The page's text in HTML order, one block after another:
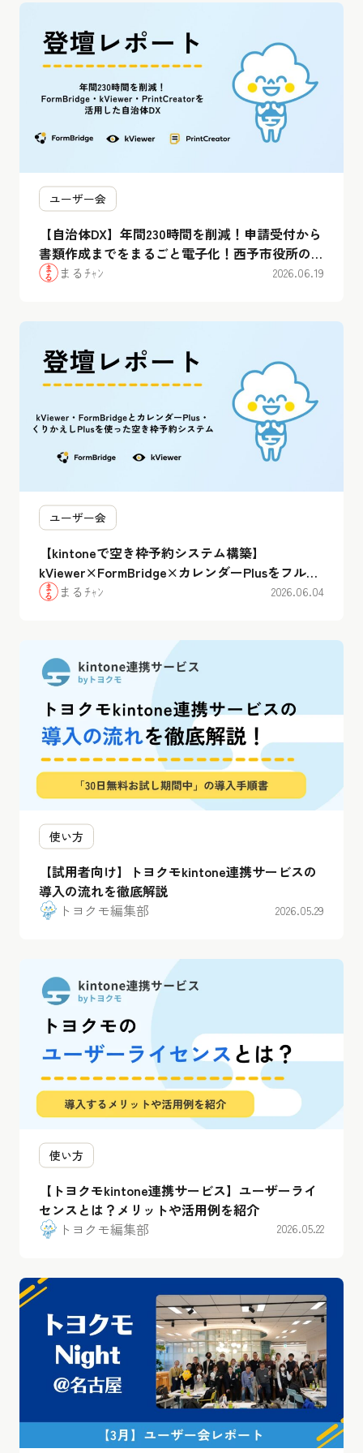
ユーザー会
【自治体DX】年間230時間を削減！申請受付から
書類作成までをまるごと電子化！西予市役所のト
ヨクモkintone連携サービス活用術
まるﾁｬﾝ 2026.06.19
ユーザー会
【kintoneで空き枠予約システム構築】
kViewer×FormBridge×カレンダーPlusをフル活
用！ラジカルブリッジ 斎藤氏が実演デモ
まるﾁｬﾝ 2026.06.04
使い方
【試用者向け】トヨクモkintone連携サービスの
導入の流れを徹底解説
トヨクモ編集部
2026.05.29
使い方
【トヨクモkintone連携サービス】ユーザーライ
センスとは？メリットや活用例を紹介
トヨクモ編集部
2026.05.22